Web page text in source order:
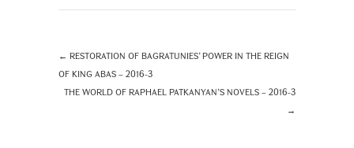
← RESTORATION OF BAGRATUNIES’ POWER IN THE REIGN
OF KING ABAS – 2016-3
THE WORLD OF RAPHAEL PATKANYAN’S NOVELS – 2016-3
→